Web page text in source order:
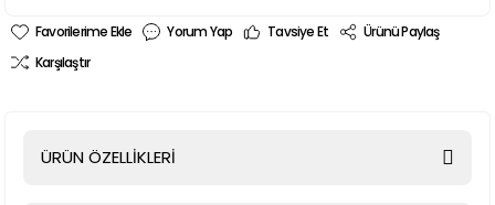
Yorum Yap Tavsiye Et
Ürünü Paylaş
Karşılaştır
ÜRÜN ÖZELLİKLERİ